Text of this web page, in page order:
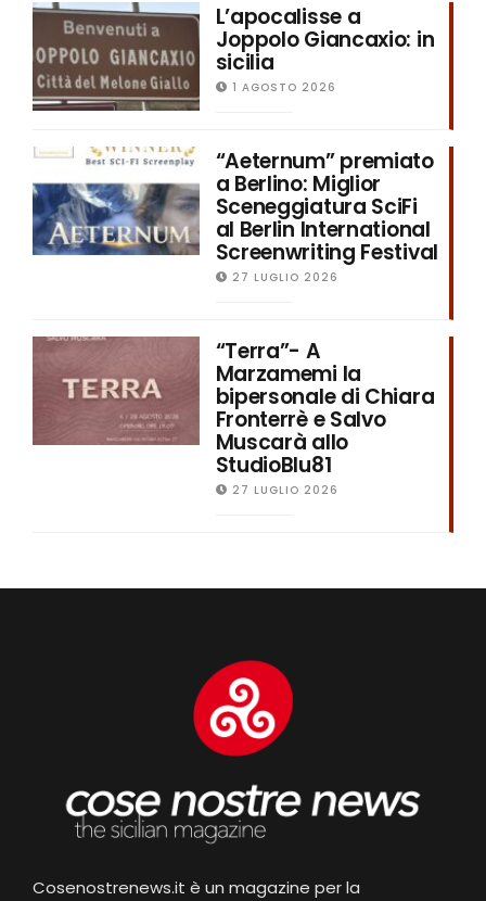
L’apocalisse a
Joppolo Giancaxio: in
sicilia
1 AGOSTO 2026
“Aeternum” premiato
a Berlino: Miglior
Sceneggiatura SciFi
al Berlin International
Screenwriting Festival
27 LUGLIO 2026
“Terra”- A
Marzamemi la
bipersonale di Chiara
Fronterrè e Salvo
Muscarà allo
StudioBlu81
27 LUGLIO 2026
Cosenostrenews.it è un magazine per la